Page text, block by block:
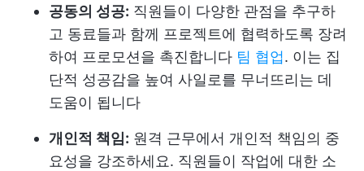
공동의 성공: 직원들이 다양한 관점을 추구하
고 동료들과 함께 프로젝트에 협력하도록 장려
하여 프로모션을 촉진합니다 팀 협업. 이는 집
단적 성공감을 높여 사일로를 무너뜨리는 데
도움이 됩니다
개인적 책임: 원격 근무에서 개인적 책임의 중
요성을 강조하세요. 직원들이 작업에 대한 소